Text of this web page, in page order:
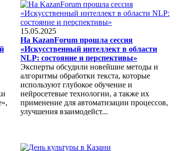
15.05.2025
На KazanForum прошла сессия
«Искусственный интеллект в области
NLP: состояние и перспективы»
Эксперты обсудили новейшие методы и
алгоритмы обработки текста, которые
используют глубокое обучение и
нейросетевые технологии, а также их
применение для автоматизации процессов,
улучшения взаимодейст...